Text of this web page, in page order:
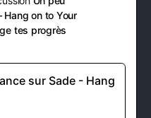
Hang on to Your
tes progrès
sur Sade - Hang